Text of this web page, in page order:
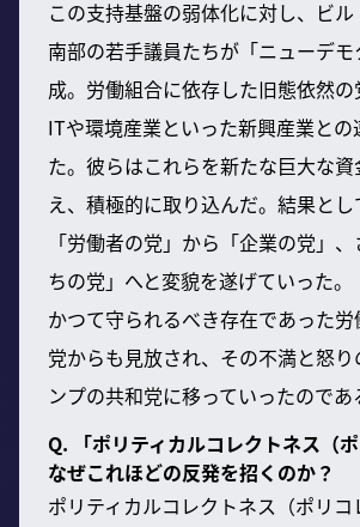
この支持基盤の弱体化に対し、ビ
南部の若手議員たちが「ニューデ
成。労働組合に依存した旧態依然の
ITや環境産業といった新興産業との
た。彼らはこれらを新たな巨大な
え、積極的に取り込んだ。結果と
「労働者の党」から「企業の党」
ちの党」へと変貌を遂げていった。
かつて守られるべき存在であった
党からも見放され、その不満と怒
ンプの共和党に移っていったのであ
Q. 「ポリティカルコレクトネス（
なぜこれほどの反発を招くのか？
ポリティカルコレクトネス（ポリ